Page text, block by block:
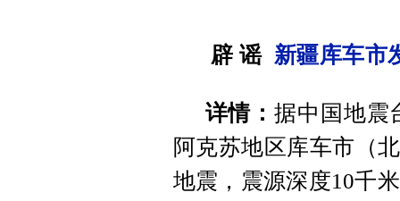
辟 谣 新疆库车市
详情：据中国地震
阿克苏地区库车市（
地震，震源深度10千